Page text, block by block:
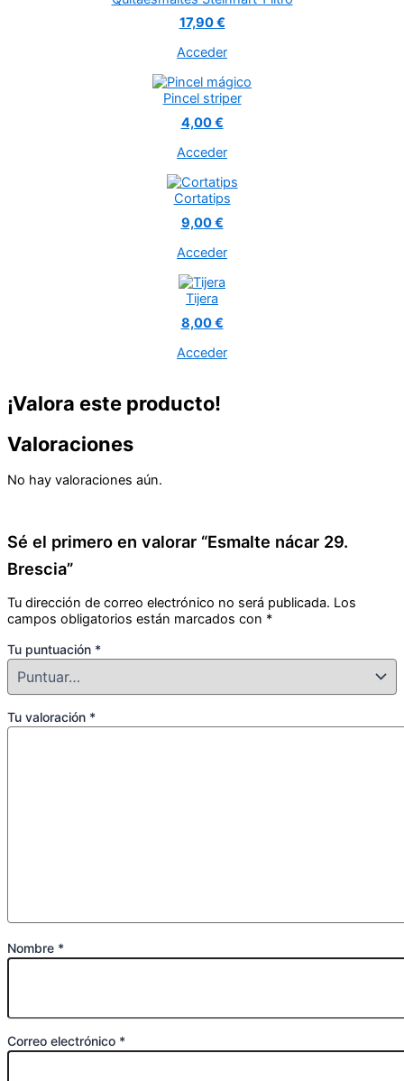
17,90 €
Acceder
Pincel striper
4,00 €
Acceder
Cortatips
9,00 €
Acceder
Tijera
8,00 €
Acceder
¡Valora este producto!
Valoraciones
No hay valoraciones aún.
Sé el primero en valorar “Esmalte nácar 29.
Brescia”
Tu dirección de correo electrónico no será publicada. Los
campos obligatorios están marcados con *
Tu puntuación *
Tu valoración *
Nombre *
Correo electrónico *